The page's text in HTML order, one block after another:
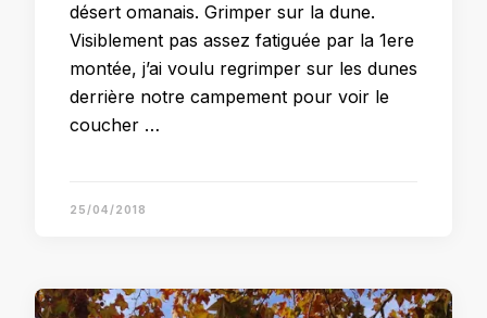
désert omanais. Grimper sur la dune.
Visiblement pas assez fatiguée par la 1ere
montée, j’ai voulu regrimper sur les dunes
derrière notre campement pour voir le
coucher …
25/04/2018